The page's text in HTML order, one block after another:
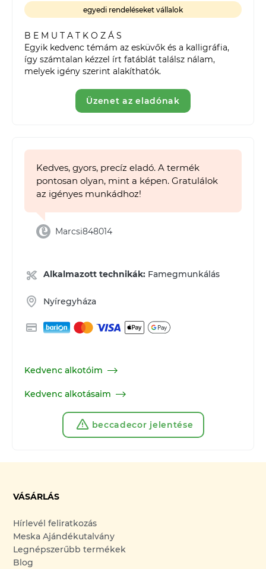
egyedi rendeléseket vállalok
B E M U T A T K O Z Á S
Egyik kedvenc témám az esküvők és a kalligráfia,
így számtalan kézzel írt fatáblát találsz nálam,
melyek igény szerint alakíthatók.
Üzenet az eladónak
Kedves, gyors, precíz eladó. A termék
pontosan olyan, mint a képen. Gratulálok
az igényes munkádhoz!
Marcsi848014
Alkalmazott technikák: Famegmunkálás
Nyíregyháza
Kedvenc alkotóim
Kedvenc alkotásaim
beccadecor jelentése
VÁSÁRLÁS
Hírlevél feliratkozás
Meska Ajándékutalvány
Legnépszerűbb termékek
Blog